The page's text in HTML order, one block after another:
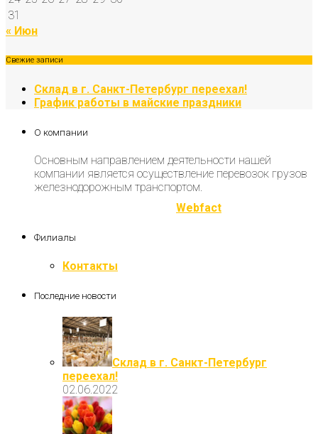
31
« Июн
Свежие записи
Склад в г. Санкт-Петербург переехал!
График работы в майские праздники
О компании
Основным направлением деятельности нашей
компании является осуществление перевозок грузов
железнодорожным транспортом.
Webfact
Филиалы
Контакты
Последние новости
Склад в г. Санкт-Петербург
переехал!
02.06.2022